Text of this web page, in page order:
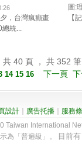
，台灣瘋癲畫
統...
圖:
【
40 頁 ， 共 352 筆
14 15 16 下一頁
設計 廣告托播
服務
Taiwan International
為「普遍級」。
目前